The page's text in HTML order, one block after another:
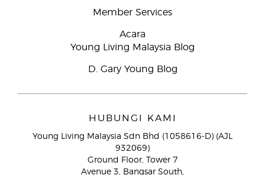
Member Services
Acara
Young Living Malaysia Blog
D. Gary Young Blog
HUBUNGI KAMI
Young Living Malaysia Sdn Bhd (1058616-D) (AJL
932069)
Ground Floor, Tower 7
Avenue 3, Bangsar South,